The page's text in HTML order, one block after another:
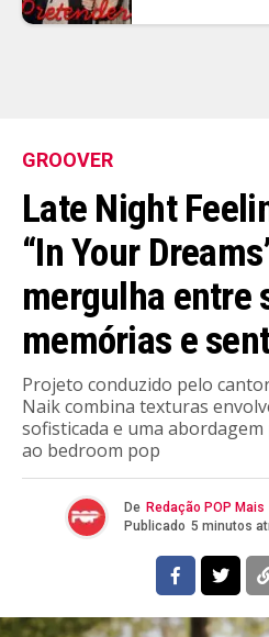
GROOVER
Late Night
“In Your
mergulha entre
memórias e
Projeto conduzido pelo
Naik combina texturas
sofisticada e uma
ao bedroom pop
De Redação POP Mais
Publicado 5 minutos